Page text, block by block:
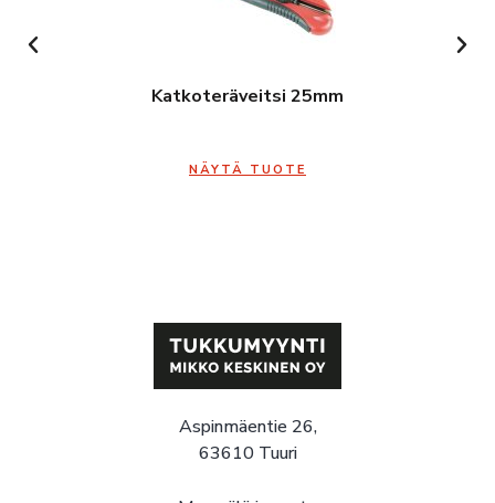
Katkoteräveitsi 25mm
NÄYTÄ TUOTE
Aspinmäentie 26,
63610 Tuuri